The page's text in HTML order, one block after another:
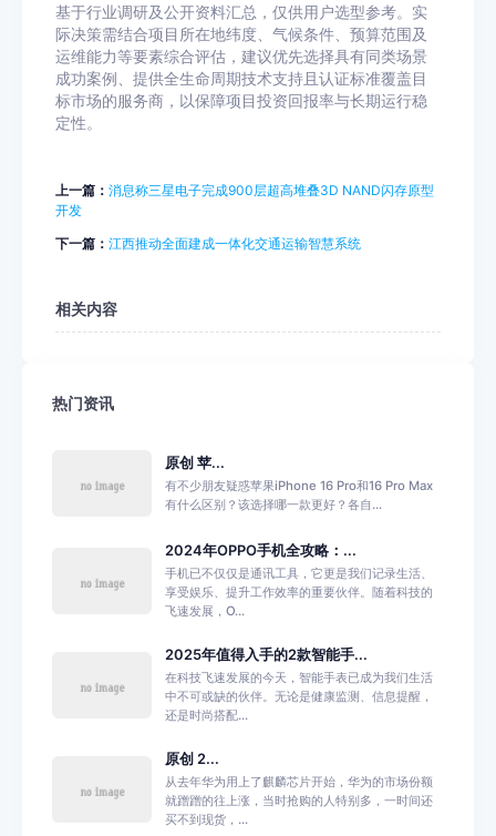
基于行业调研及公开资料汇总，仅供用户选型参考。实
际决策需结合项目所在地纬度、气候条件、预算范围及
运维能力等要素综合评估，建议优先选择具有同类场景
成功案例、提供全生命周期技术支持且认证标准覆盖目
标市场的服务商，以保障项目投资回报率与长期运行稳
定性。
上一篇： 消息称三星电子完成900层超高堆叠3D NAND闪存原型
开发
下一篇： 江西推动全面建成一体化交通运输智慧系统
相关内容
热门资讯
原创 苹...
有不少朋友疑惑苹果iPhone 16 Pro和16 Pro Max
有什么区别？该选择哪一款更好？各自...
2024年OPPO手机全攻略：...
手机已不仅仅是通讯工具，它更是我们记录生活、
享受娱乐、提升工作效率的重要伙伴。随着科技的
飞速发展，O...
2025年值得入手的2款智能手...
在科技飞速发展的今天，智能手表已成为我们生活
中不可或缺的伙伴。无论是健康监测、信息提醒，
还是时尚搭配...
原创 2...
从去年华为用上了麒麟芯片开始，华为的市场份额
就蹭蹭的往上涨，当时抢购的人特别多，一时间还
买不到现货，...